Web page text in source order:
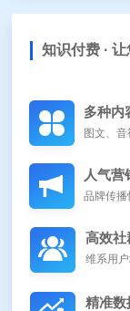
知识付费 ·
多种内
图文、
人气营
品牌传
高效社
维系用
精准数